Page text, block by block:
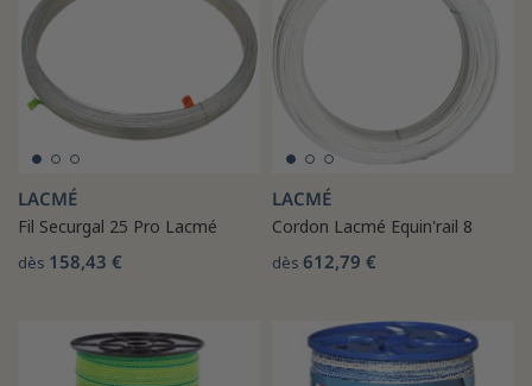
LACMÉ
Fil Securgal 25 Pro Lacmé
dès 158,43 €
LACMÉ
Cordon Lacmé Equin'rail 8
dès 612,79 €